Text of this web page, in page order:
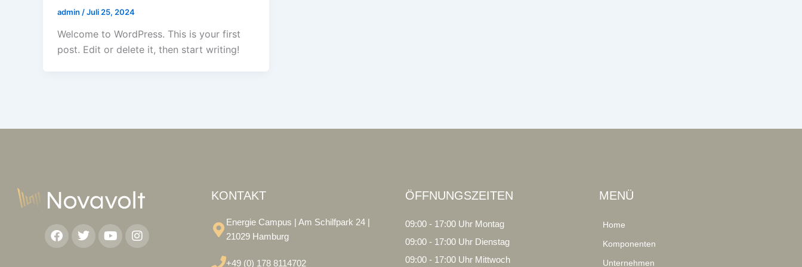
admin /Juli 25, 2024
Welcome to WordPress. This is your first
post. Edit or delete it, then start writing!
KONTAKT
Energie Campus | Am Schilfpark 24 |
21029 Hamburg
+49 (0) 178 8114702
ÖFFNUNGSZEITEN
09:00 - 17:00 Uhr Montag
09:00 - 17:00 Uhr Dienstag
09:00 - 17:00 Uhr Mittwoch
MENÜ
Home
Komponenten
Unternehmen